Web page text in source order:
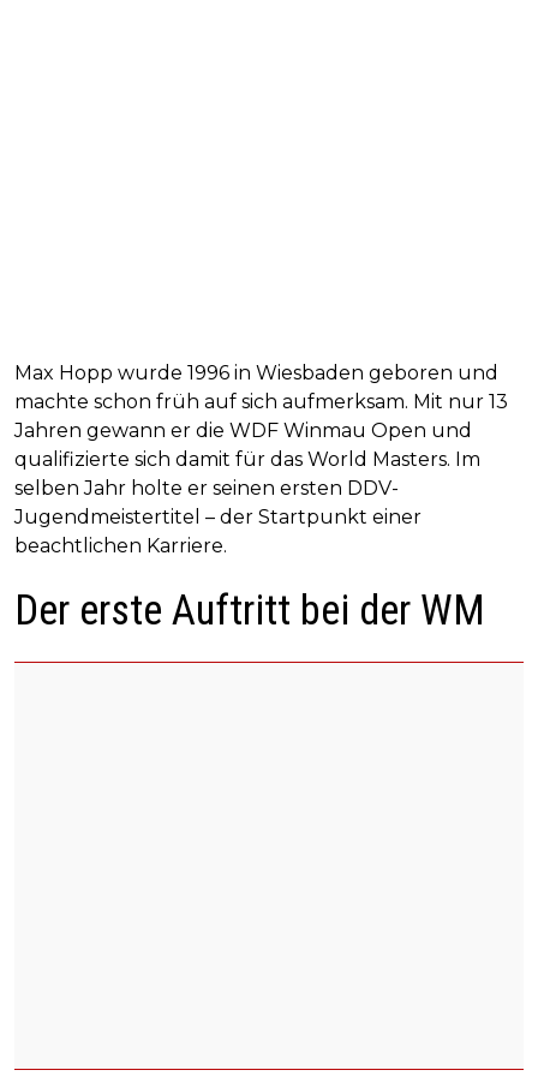
Max Hopp wurde 1996 in Wiesbaden geboren und
machte schon früh auf sich aufmerksam. Mit nur 13
Jahren gewann er die WDF Winmau Open und
qualifizierte sich damit für das World Masters. Im
selben Jahr holte er seinen ersten DDV-
Jugendmeistertitel – der Startpunkt einer
beachtlichen Karriere.
Der erste Auftritt bei der WM